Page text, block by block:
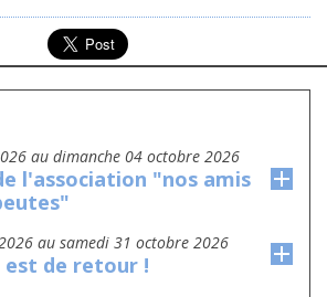
au dimanche 04 octobre 2026
l'association "nos amis
au samedi 31 octobre 2026
de retour !